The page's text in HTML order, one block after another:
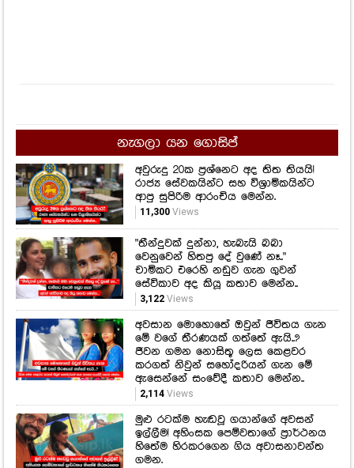
නැගලා යන ගොසිප්
අවුරුදු 20ක ප්‍රශ්නෙට අද තිත තියයි!
රාජ්‍ය සේවකයින්ට සහ විශ්‍රාමිකයින්ට
ආපු සුපිරිම ආරංචිය මෙන්න.
11,300Views
"තීන්දුවක් දුන්නා, හැබැයි බබා
වෙනුවෙන් හිතපු දේ වුණේ නෑ.."
චාමිකට එරෙහි නඩුව ගැන ගුවන්
සේවිකාව අද කියූ කතාව මෙන්න..
3,122Views
අවසාන මොහොතේ ඔවුන් ජීවිතය ගැන
මේ වගේ තීරණයක් ගත්තේ ඇයි..?
ජීවන ගමන නොසිතූ ලෙස කෙළවර
කරගත් නිවුන් සහෝදරියන් ගැන මේ
ඇසෙන්නේ සංවේදී කතාව මෙන්න..
2,114Views
මුළු රටක්ම හැඬවූ ගයාන්ගේ අවසන්
ඉල්ලීම! අහිංසක පෙම්වතාගේ ප්‍රාර්ථනය
හිතේම හිරකරගෙන ගිය අවාසනාවන්ත
ගමන.